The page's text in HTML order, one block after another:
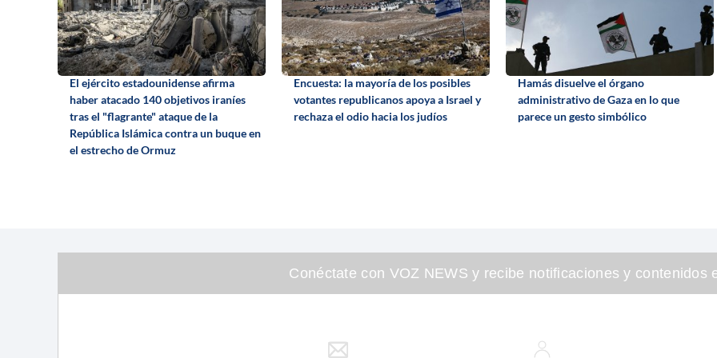
El ejército estadounidense afirma
haber atacado 140 objetivos iraníes
tras el "flagrante" ataque de la
República Islámica contra un buque en
el estrecho de Ormuz
Encuesta: la mayoría de los posibles
votantes republicanos apoya a Israel y
rechaza el odio hacia los judíos
Hamás disuelve el órgano
administrativo de Gaza en lo que
parece un gesto simbólico
Conéctate con VOZ NEWS y recibe notificaciones y contenidos